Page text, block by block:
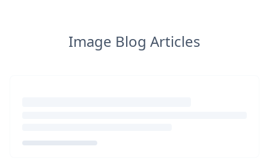
Image Blog Articles